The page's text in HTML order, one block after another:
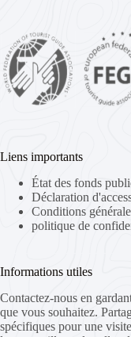
Liens importants
État des fonds
Déclaration
Conditions
politique de
Informations utiles
Contactez-nous en
que vous souhaitez.
spécifiques pour une